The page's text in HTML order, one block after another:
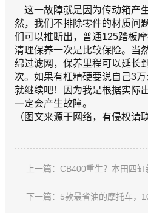
这一故障就是因为传动箱产
然，我们不排除零件的材质问
们可以推断出，普通125踏板
清理保养一次是比较保险。当
绵过滤网，保养里程可以延长
次。如果有杠精硬要说自己3
就继续吧！因为我是根据实际
一定会产生故障。
（图文来源于网络，有侵权请
上一篇：CB400重生？本田四
下一篇：5款最省油的摩托车，